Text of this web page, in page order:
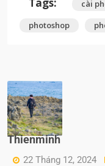
cài
photoshop
Thienminh
22 Tháng 12, 2024